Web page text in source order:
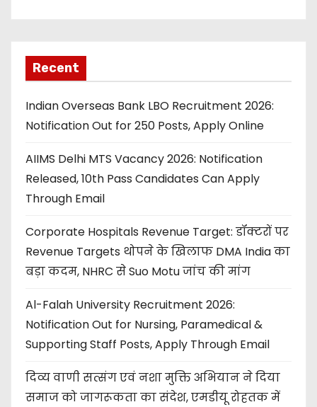
Recent
Indian Overseas Bank LBO Recruitment 2026:
Notification Out for 250 Posts, Apply Online
AIIMS Delhi MTS Vacancy 2026: Notification
Released, 10th Pass Candidates Can Apply
Through Email
Corporate Hospitals Revenue Target: डॉक्टरों पर
Revenue Targets थोपने के खिलाफ DMA India का
बड़ा कदम, NHRC से Suo Motu जांच की मांग
Al-Falah University Recruitment 2026:
Notification Out for Nursing, Paramedical &
Supporting Staff Posts, Apply Through Email
दिव्य वाणी सत्संग एवं नशा मुक्ति अभियान ने दिया
समाज को जागरूकता का संदेश, एमडीयू रोहतक में